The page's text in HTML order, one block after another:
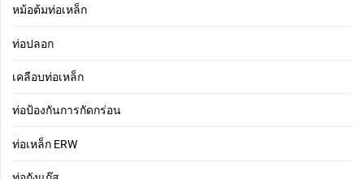
หม้อต้มท่อเหล็ก
ท่อปลอก
เคลือบท่อเหล็ก
ท่อป้องกันการกัดกร่อน
ท่อเหล็ก ERW